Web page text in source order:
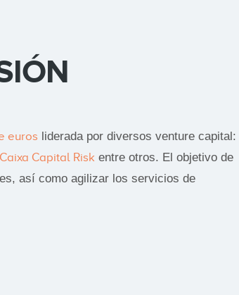
euros liderada por diversos venture capital:
Caixa Capital Risk entre otros. El objetivo de
así como agilizar los servicios de